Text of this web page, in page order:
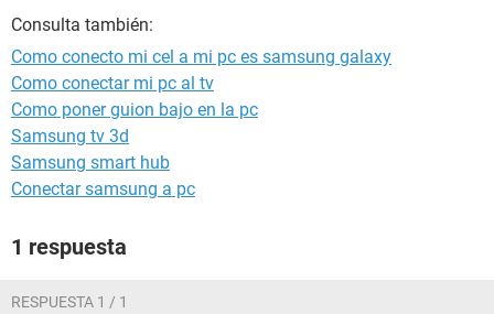
Consulta también:
Como conecto mi cel a mi pc es samsung galaxy
Como conectar mi pc al tv
Como poner guion bajo en la pc
Samsung tv 3d
Samsung smart hub
Conectar samsung a pc
1 respuesta
RESPUESTA 1 / 1